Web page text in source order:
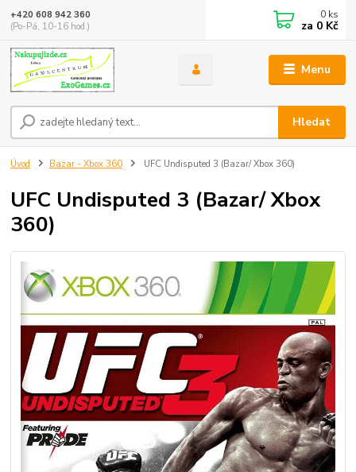
Menu
Hledat
+420 608 942 360
(Po-Pá, 10-16 hod.)
0 ks
za 0 Kč
Úvod Bazar - Xbox 360 UFC Undisputed 3 (Bazar/ Xbox 360)
UFC Undisputed 3 (Bazar/ Xbox
360)